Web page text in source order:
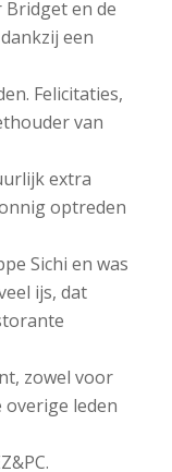
en de
een
Felicitaties,
van
extra
optreden
Sichi en was
ijs, dat
zowel voor
leden